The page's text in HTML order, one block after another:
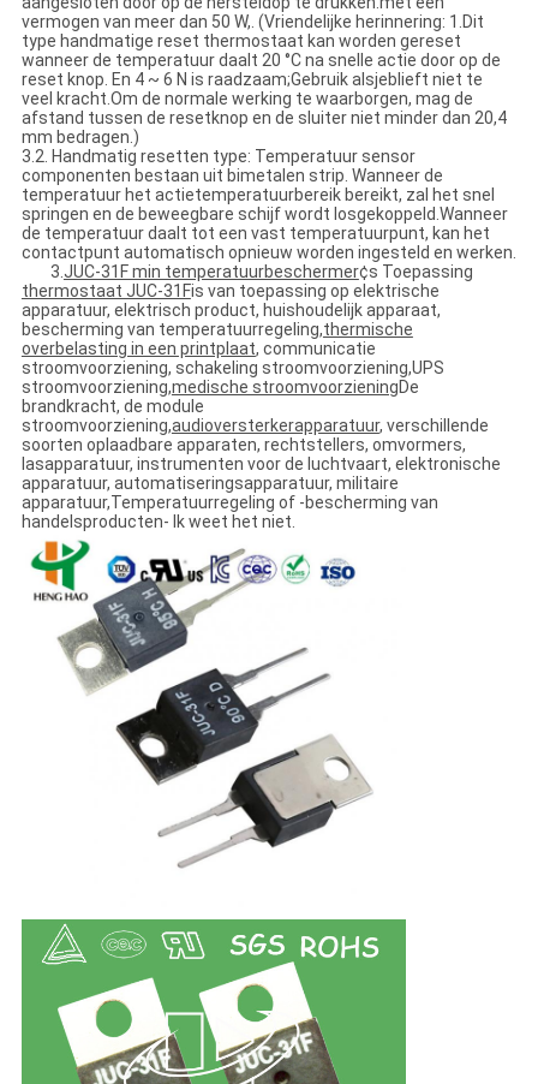
vermogen van meer dan 50 W,. (Vriendelijke herinnering: 1.Dit
type handmatige reset thermostaat kan worden gereset
wanneer de temperatuur daalt 20 °C na snelle actie door op de
reset knop. En 4 ~ 6 N is raadzaam;Gebruik alsjeblieft niet te
veel kracht.Om de normale werking te waarborgen, mag de
afstand tussen de resetknop en de sluiter niet minder dan 20,4
mm bedragen.)
3.2. Handmatig resetten type: Temperatuur sensor
componenten bestaan uit bimetalen strip. Wanneer de
temperatuur het actietemperatuurbereik bereikt, zal het snel
springen en de beweegbare schijf wordt losgekoppeld.Wanneer
de temperatuur daalt tot een vast temperatuurpunt, kan het
contactpunt automatisch opnieuw worden ingesteld en werken.
3. JUC-31F min temperatuurbeschermer¢s Toepassing
thermostaat JUC-31Fis van toepassing op elektrische
apparatuur, elektrisch product, huishoudelijk apparaat,
bescherming van temperatuurregeling,thermische
overbelasting in een printplaat, communicatie
stroomvoorziening, schakeling stroomvoorziening,UPS
stroomvoorziening,medische stroomvoorzieningDe
brandkracht, de module
stroomvoorziening,audioversterkerapparatuur, verschillende
soorten oplaadbare apparaten, rechtstellers, omvormers,
lasapparatuur, instrumenten voor de luchtvaart, elektronische
apparatuur, automatiseringsapparatuur, militaire
apparatuur,Temperatuurregeling of -bescherming van
handelsproducten- Ik weet het niet.